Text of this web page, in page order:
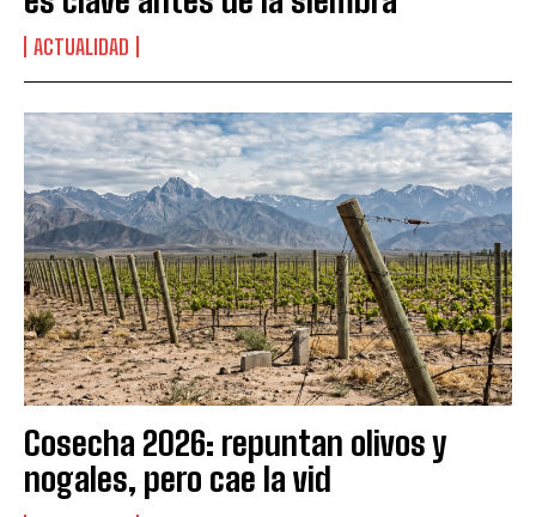
Suscribite al Newsletter
ACTUALIDAD
Cosecha 2026: repuntan olivos y
nogales, pero cae la vid